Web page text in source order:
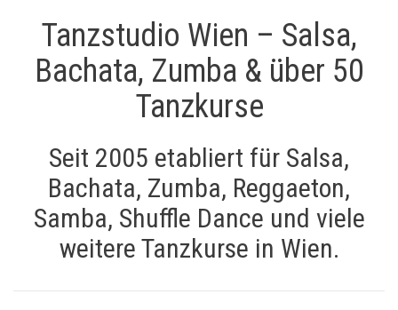
Tanzstudio Wien – Salsa,
Bachata, Zumba & über 50
Tanzkurse
Seit 2005 etabliert für Salsa,
Bachata, Zumba, Reggaeton,
Samba, Shuffle Dance und viele
weitere Tanzkurse in Wien.